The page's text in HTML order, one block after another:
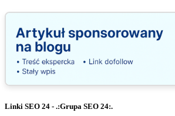
Linki SEO 24 - .:Grupa SEO 24:.